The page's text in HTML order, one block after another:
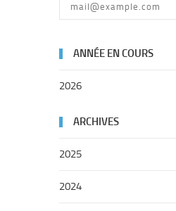
ANNÉE EN COURS
2026
ARCHIVES
2025
2024